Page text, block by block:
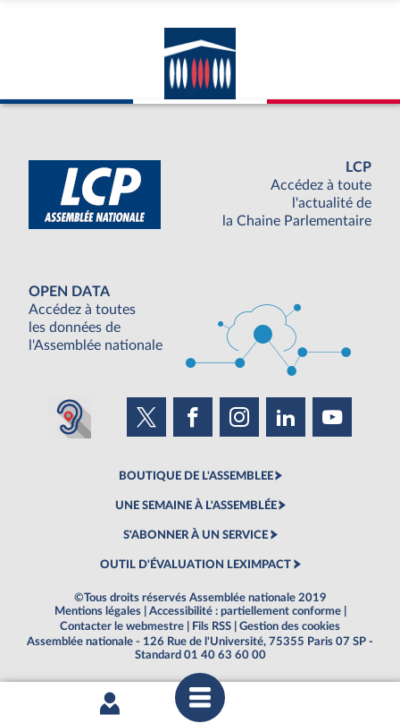
LCP
Accédez à toute
l'actualité de
la Chaine Parlementaire
OPEN DATA
Accédez à toutes
les données de
l'Assemblée nationale
BOUTIQUE DE L'ASSEMBLEE
UNE SEMAINE À L'ASSEMBLÉE
S'ABONNER À UN SERVICE
OUTIL D'ÉVALUATION LEXIMPACT
©Tous droits réservés Assemblée nationale 2019
Mentions légales
Accessibilité : partiellement conforme
Contacter le webmestre
Fils RSS
Gestion des cookies
Assemblée nationale - 126 Rue de l'Université, 75355 Paris 07 SP -
Standard 01 40 63 60 00